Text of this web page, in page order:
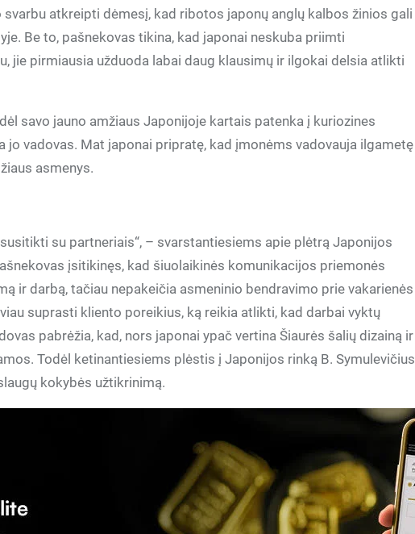
atkreipti dėmesį, kad ribotos japonų anglų kalbos žinios gali
Be to, pašnekovas tikina, kad japonai neskuba priimti
jie pirmiausia užduoda labai daug klausimų ir ilgokai delsia atlikti
savo jauno amžiaus Japonijoje kartais patenka į kuriozines
jo vadovas. Mat japonai pripratę, kad įmonėms vadovauja ilgametę
asmenys.
su partneriais“, – svarstantiesiems apie plėtrą Japonijos
įsitikinęs, kad šiuolaikinės komunikacijos priemonės
ir darbą, tačiau nepakeičia asmeninio bendravimo prie vakarienės
suprasti kliento poreikius, ką reikia atlikti, kad darbai vyktų
pabrėžia, kad, nors japonai ypač vertina Šiaurės šalių dizainą ir
Todėl ketinantiesiems plėstis į Japonijos rinką B. Symulevičius
kokybės užtikrinimą.